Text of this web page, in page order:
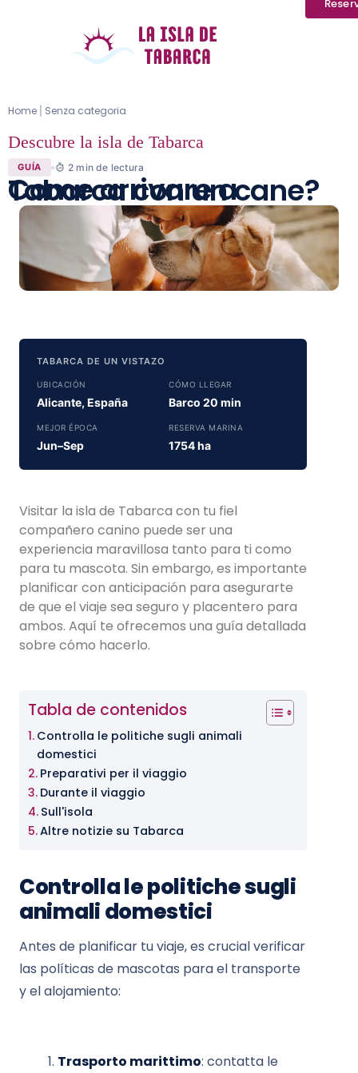
Home Senza categoria
Descubre la isla de Tabarca
GUÍA 2 min de lectura
Come arrivare a Tabarca con un cane?
TABARCA DE UN VISTAZO
UBICACIÓN
Alicante, España
CÓMO LLEGAR
Barco 20 min
MEJOR ÉPOCA
Jun–Sep
RESERVA MARINA
1754 ha
Visitar la isla de Tabarca con tu fiel
compañero canino puede ser una
experiencia maravillosa tanto para ti como
para tu mascota. Sin embargo, es importante
planificar con anticipación para asegurarte
de que el viaje sea seguro y placentero para
ambos. Aquí te ofrecemos una guía detallada
sobre cómo hacerlo.
Tabla de contenidos
Controlla le politiche sugli animali
domestici
Preparativi per il viaggio
Durante il viaggio
Sull'isola
Altre notizie su Tabarca
Controlla le politiche sugli
animali domestici
Antes de planificar tu viaje, es crucial verificar
las políticas de mascotas para el transporte
y el alojamiento:
Trasporto marittimo: contatta le